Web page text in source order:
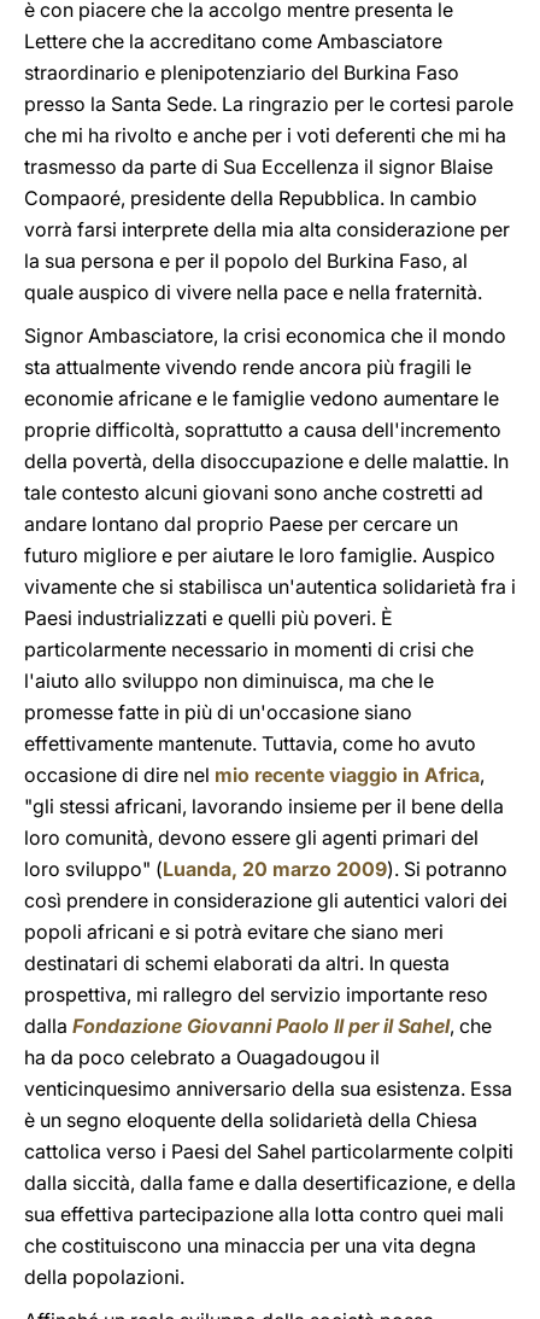
è con piacere che la accolgo mentre presenta le
Lettere che la accreditano come Ambasciatore
straordinario e plenipotenziario del Burkina Faso
presso la Santa Sede. La ringrazio per le cortesi parole
che mi ha rivolto e anche per i voti deferenti che mi ha
trasmesso da parte di Sua Eccellenza il signor Blaise
Compaoré, presidente della Repubblica. In cambio
vorrà farsi interprete della mia alta considerazione per
la sua persona e per il popolo del Burkina Faso, al
quale auspico di vivere nella pace e nella fraternità.
Signor Ambasciatore, la crisi economica che il mondo
sta attualmente vivendo rende ancora più fragili le
economie africane e le famiglie vedono aumentare le
proprie difficoltà, soprattutto a causa dell'incremento
della povertà, della disoccupazione e delle malattie. In
tale contesto alcuni giovani sono anche costretti ad
andare lontano dal proprio Paese per cercare un
futuro migliore e per aiutare le loro famiglie. Auspico
vivamente che si stabilisca un'autentica solidarietà fra i
Paesi industrializzati e quelli più poveri. È
particolarmente necessario in momenti di crisi che
l'aiuto allo sviluppo non diminuisca, ma che le
promesse fatte in più di un'occasione siano
effettivamente mantenute. Tuttavia, come ho avuto
occasione di dire nel mio recente viaggio in Africa,
"gli stessi africani, lavorando insieme per il bene della
loro comunità, devono essere gli agenti primari del
loro sviluppo" (Luanda, 20 marzo 2009). Si potranno
così prendere in considerazione gli autentici valori dei
popoli africani e si potrà evitare che siano meri
destinatari di schemi elaborati da altri. In questa
prospettiva, mi rallegro del servizio importante reso
dalla Fondazione Giovanni Paolo II per il Sahel, che
ha da poco celebrato a Ouagadougou il
venticinquesimo anniversario della sua esistenza. Essa
è un segno eloquente della solidarietà della Chiesa
cattolica verso i Paesi del Sahel particolarmente colpiti
dalla siccità, dalla fame e dalla desertificazione, e della
sua effettiva partecipazione alla lotta contro quei mali
che costituiscono una minaccia per una vita degna
della popolazioni.